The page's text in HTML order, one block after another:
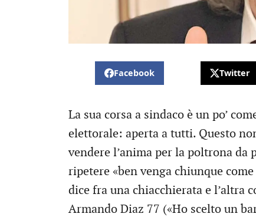
Facebook Twitter
La sua corsa a sindaco è un po’
elettorale: aperta a tutti. Questo
vendere l’anima per la poltrona
ripetere «ben venga chiunque
dice fra una chiacchierata e l’altra
Armando Diaz 77 («Ho scelto un